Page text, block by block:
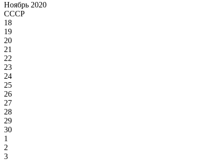
Ноябрь 2020
СССР
18
19
20
21
22
23
24
25
26
27
28
29
30
1
2
3